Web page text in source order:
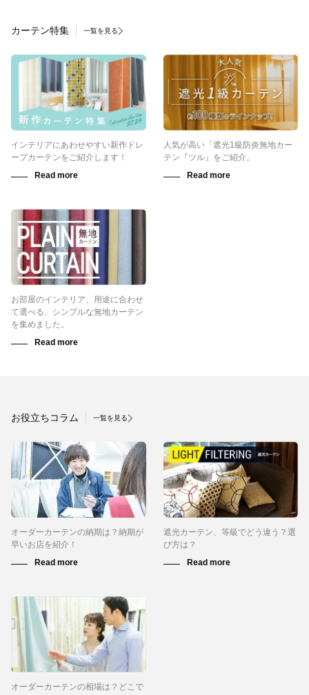
カーテン特集 一覧を見る
インテリアにあわせやすい新作ドレ
ープカーテンをご紹介します！
人気が高い「遮光1級防炎無地カー
テン『ツル』をご紹介。
お部屋のインテリア、用途に合わせ
て選べる、シンプルな無地カーテン
を集めました。
お役立ちコラム 一覧を見る
オーダーカーテンの納期は？納期が
早いお店を紹介！
遮光カーテン、等級でどう違う？選
び方は？
オーダーカーテンの相場は？どこで